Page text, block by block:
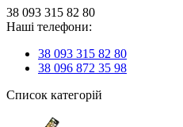
38 093 315 82 80
Наші телефони:
38 093 315 82 80
38 096 872 35 98
Список категорій